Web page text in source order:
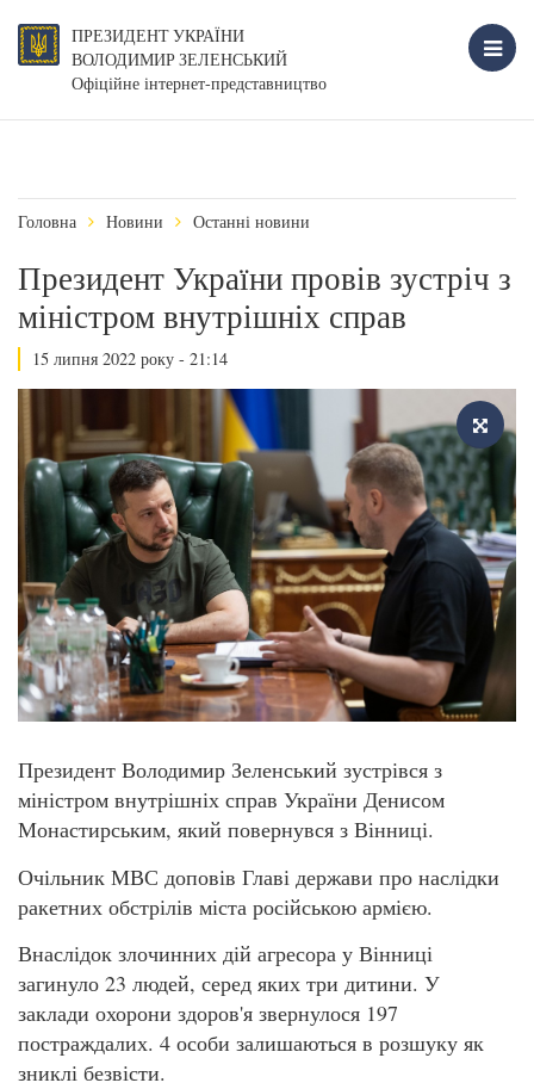
ПРЕЗИДЕНТ УКРАЇНИ
ВОЛОДИМИР ЗЕЛЕНСЬКИЙ
Офіційне інтернет-представництво
Головна Новини Останні новини
Президент України провів зустріч з
міністром внутрішніх справ
15 липня 2022 року - 21:14
Президент Володимир Зеленський зустрівся з
міністром внутрішніх справ України Денисом
Монастирським, який повернувся з Вінниці.
Очільник МВС доповів Главі держави про наслідки
ракетних обстрілів міста російською армією.
Внаслідок злочинних дій агресора у Вінниці
загинуло 23 людей, серед яких три дитини. У
заклади охорони здоров'я звернулося 197
постраждалих. 4 особи залишаються в розшуку як
зниклі безвісти.